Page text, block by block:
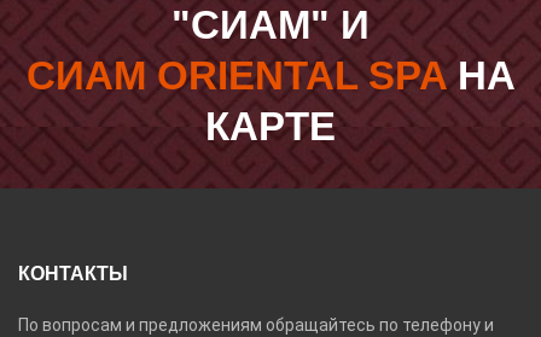
"СИАМ" И
СИАМ ORIENTAL SPAНА
КАРТЕ
КОНТАКТЫ
По вопросам и предложениям обращайтесь по телефону и